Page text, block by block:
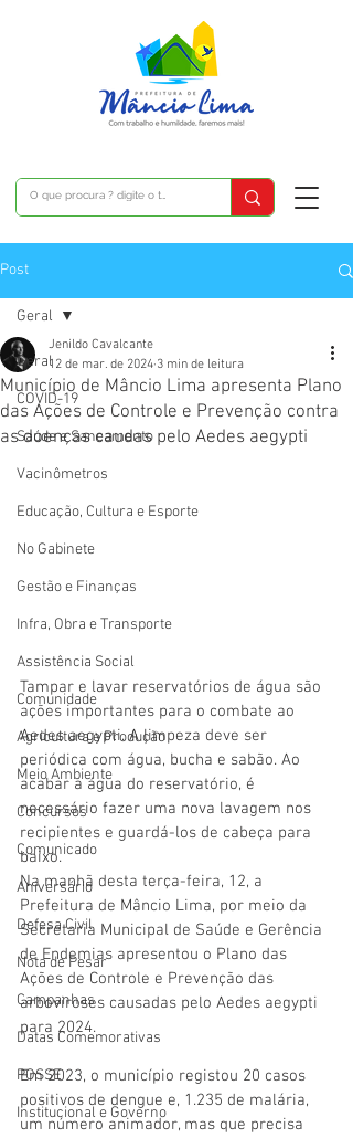
Post
Geral
COVID-19
Saúde e Saneamento
Vacinômetros
Educação, Cultura e Esporte
No Gabinete
Gestão e Finanças
Infra, Obra e Transporte
Assistência Social
Comunidade
Agricultura e Produção
Meio Ambiente
Concursos
Comunicado
Aniversário
Defesa Civil
Nota de Pesar
Campanhas
Datas Comemorativas
POSSE
Institucional e Governo
Geral
Município de Mâncio Lima apresenta Plano
das Ações de Controle e Prevenção contra
as doenças caudas pelo Aedes aegypti
Jenildo Cavalcante
12 de mar. de 2024 3 min de leitura
Tampar e lavar reservatórios de água são
ações importantes para o combate ao
Aedes aegypti. A limpeza deve ser
periódica com água, bucha e sabão. Ao
acabar a água do reservatório, é
necessário fazer uma nova lavagem nos
recipientes e guardá-los de cabeça para
baixo.
Na manhã desta terça-feira, 12, a
Prefeitura de Mâncio Lima, por meio da
Secretaria Municipal de Saúde e Gerência
de Endemias apresentou o Plano das
Ações de Controle e Prevenção das
arboviroses causadas pelo Aedes aegypti
para 2024.
Em 2023, o município registou 20 casos
positivos de dengue e, 1.235 de malária,
um número animador, mas que precisa